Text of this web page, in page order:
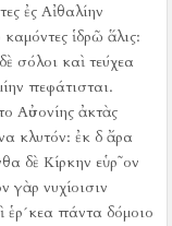
ἐς Αἰθαλίην
ἱδρῶ ἅλις:
σόλοι καὶ τεύχεα
πεφάτισται.
Αὐσονίης ἀκτὰς
κλυτόν: ἐκ δ ἄρα
δὲ Κίρκην εὑρ῀ον
γὰρ νυχίοισιν
ἑρ´κεα πάντα δόμοιο